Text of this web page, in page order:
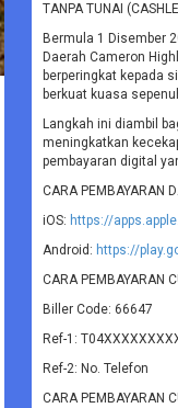
TANPA TUNAI
Bermula 1 Disember
Daerah Cameron
berperingkat kepada
berkuat kuasa
Langkah ini diambil
meningkatkan
pembayaran digital
CARA PEMBAYARAN
iOS: https://
Android: https://
CARA PEMBAYARAN
Biller Code: 66647
Ref-1:
Ref-2: No. Telefon
CARA PEMBAYARAN